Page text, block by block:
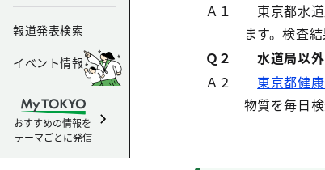
報道発表検索
イベント情報
おすすめの情報を
テーマごとに発信
Ａ１
東京都水
ます。検査結
Ｑ２
水道局以
Ａ２
東京都健
物質を毎日